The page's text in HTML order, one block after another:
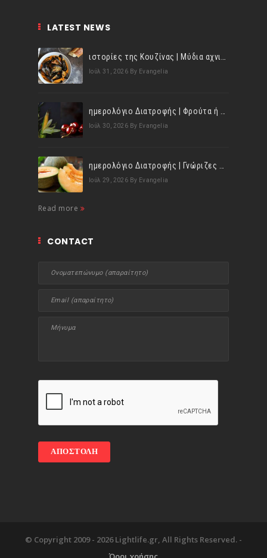
LATEST NEWS
Ιούλ 31, 2026 By Evangelia
Ιούλ 30, 2026 By Evangelia
Ιούλ 29, 2026 By Evangelia
Read more
CONTACT
© Copyright 2009 - 2026 Lightlife.gr, All Rights Reserved. -